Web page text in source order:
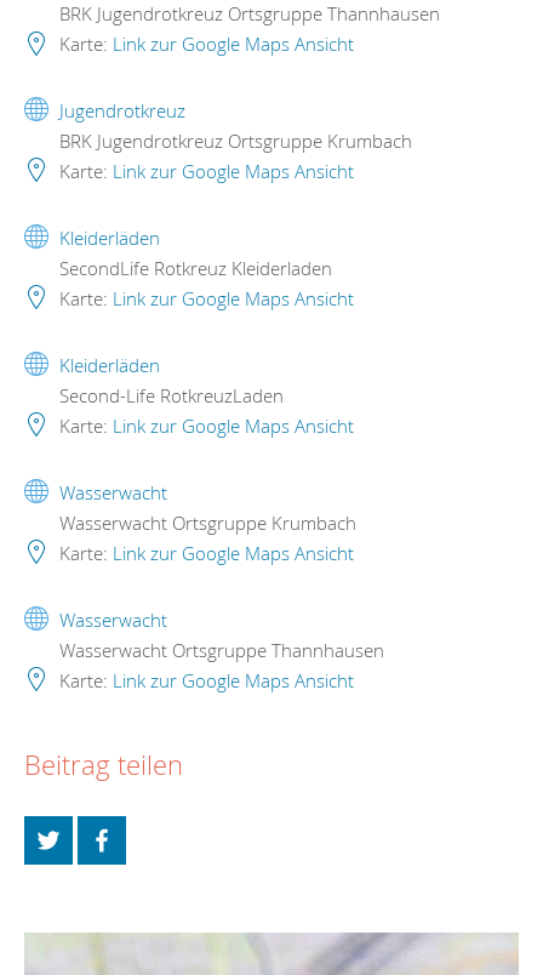
BRK Jugendrotkreuz Ortsgruppe Thannhausen
Karte: Link zur Google Maps Ansicht
Jugendrotkreuz
BRK Jugendrotkreuz Ortsgruppe Krumbach
Karte: Link zur Google Maps Ansicht
Kleiderläden
SecondLife Rotkreuz Kleiderladen
Karte: Link zur Google Maps Ansicht
Kleiderläden
Second-Life RotkreuzLaden
Karte: Link zur Google Maps Ansicht
Wasserwacht
Wasserwacht Ortsgruppe Krumbach
Karte: Link zur Google Maps Ansicht
Wasserwacht
Wasserwacht Ortsgruppe Thannhausen
Karte: Link zur Google Maps Ansicht
Beitrag teilen